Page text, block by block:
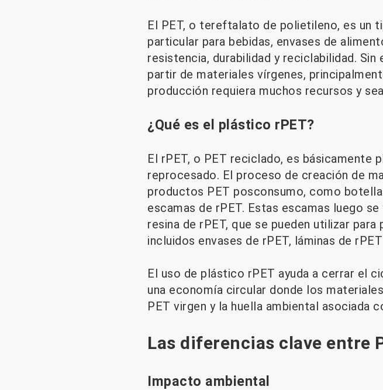
El PET, o tereftalato de polietileno, es un
particular para bebidas, envases de
resistencia, durabilidad y reciclabilidad.
partir de materiales vírgenes,
producción requiera muchos recursos y
¿Qué es el plástico rPET?
El rPET, o PET reciclado, es básicamente
reprocesado. El proceso de creación de
productos PET posconsumo, como
escamas de rPET. Estas escamas luego
resina de rPET, que se pueden utilizar
incluidos envases de rPET, láminas de
El uso de plástico rPET ayuda a cerrar el
una economía circular donde los
PET virgen y la huella ambiental asociada
Las diferencias clave entre
Impacto ambiental